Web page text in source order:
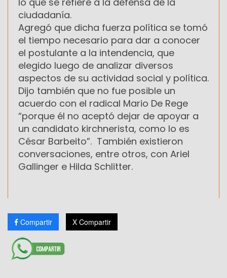
ciudadanía.
Agregó que dicha fuerza política se tomó
el tiempo necesario para dar a conocer
el postulante a la intendencia, que
elegido luego de analizar diversos
aspectos de su actividad social y política.
Dijo también que no fue posible un
acuerdo con el radical Mario De Rege
“porque él no aceptó dejar de apoyar a
un candidato kirchnerista, como lo es
César Barbeito”. También existieron
conversaciones, entre otros, con Ariel
Gallinger e Hilda Schlitter.
Compartir X Compartir